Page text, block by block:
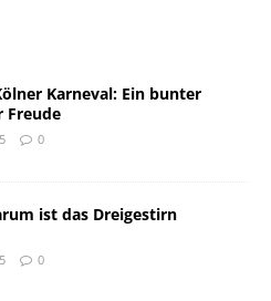
Karneval: Ein bunter
Freude
0
ist das Dreigestirn
0